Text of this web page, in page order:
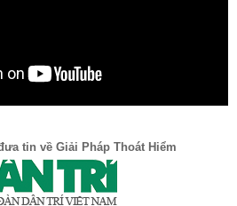
tin về Giải Pháp Thoát Hiểm